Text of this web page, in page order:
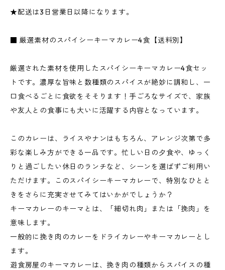
★配送は3日営業日以降になります。
■ 厳選素材のスパイシーキーマカレー4食【送料別】
厳選された素材を使用したスパイシーキーマカレー4食セッ
トです。濃厚な旨味と数種類のスパイスが絶妙に調和し、一
口食べるごとに食欲をそそります！手ごろなサイズで、家族
や友人との食事にも大いに活躍する内容となっています。
このカレーは、ライスやナンはもちろん、アレンジ次第で多
彩な楽しみ方ができる一品です。忙しい日の夕食や、ゆっく
りと過ごしたい休日のランチなど、シーンを選ばずご利用い
ただけます。このスパイシーキーマカレーで、特別なひとと
きをさらに充実させてみてはいかがでしょうか？
キーマカレーのキーマとは、「細切れ肉」または「挽肉」を
意味します。
一般的に挽き肉のカレーをドライカレーやキーマカレーとし
ます。
遊食房屋のキーマカレーは、挽き肉の種類からスパイスの種